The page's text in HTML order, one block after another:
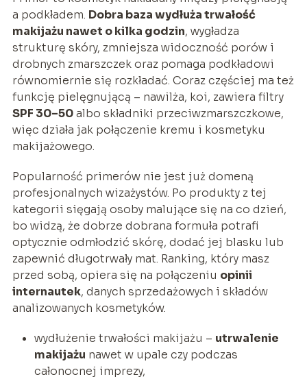
a podkładem. Dobra baza wydłuża trwałość
makijażu nawet o kilka godzin, wygładza
strukturę skóry, zmniejsza widoczność porów i
drobnych zmarszczek oraz pomaga podkładowi
równomiernie się rozkładać. Coraz częściej ma też
funkcję pielęgnującą – nawilża, koi, zawiera filtry
SPF 30–50albo składniki przeciwzmarszczkowe,
więc działa jak połączenie kremu i kosmetyku
makijażowego.
Popularność primerów nie jest już domeną
profesjonalnych wizażystów. Po produkty z tej
kategorii sięgają osoby malujące się na co dzień,
bo widzą, że dobrze dobrana formuła potrafi
optycznie odmłodzić skórę, dodać jej blasku lub
zapewnić długotrwały mat. Ranking, który masz
przed sobą, opiera się na połączeniu opinii
internautek, danych sprzedażowych i składów
analizowanych kosmetyków.
wydłużenie trwałości makijażu – utrwalenie
makijażu nawet w upale czy podczas
całonocnej imprezy,